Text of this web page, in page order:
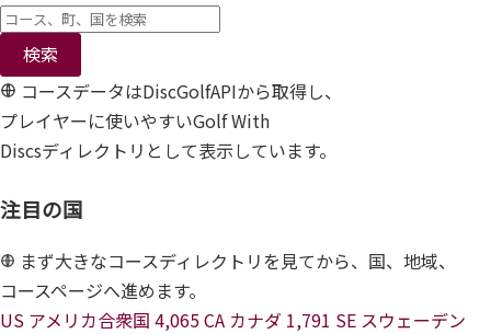
検索
コースデータはDiscGolfAPIから取得し、
プレイヤーに使いやすいGolf With
Discsディレクトリとして表示しています。
注目の国
まず大きなコースディレクトリを見てから、国、地域、
コースページへ進めます。
US アメリカ合衆国 4,065CA カナダ 1,791 SE スウェーデン